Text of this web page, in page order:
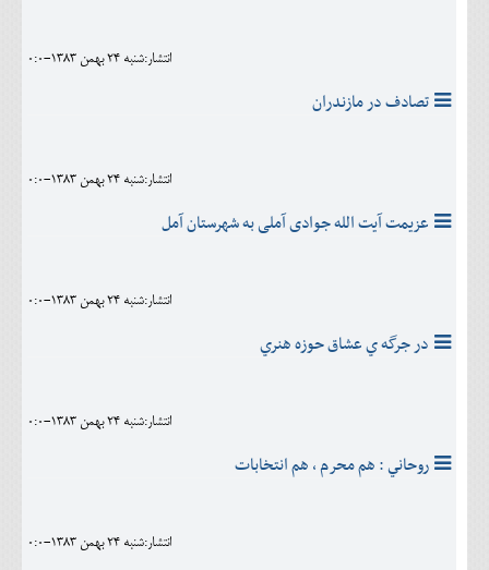
انتشار:شنبه 24 بهمن 1383-0:0
تصادف در مازندران
انتشار:شنبه 24 بهمن 1383-0:0
عزیمت آیت الله جوادی آملی به شهرستان آمل
انتشار:شنبه 24 بهمن 1383-0:0
در جرگه ي عشاق حوزه هنري
انتشار:شنبه 24 بهمن 1383-0:0
روحاني : هم محرم ، هم انتخابات
انتشار:شنبه 24 بهمن 1383-0:0